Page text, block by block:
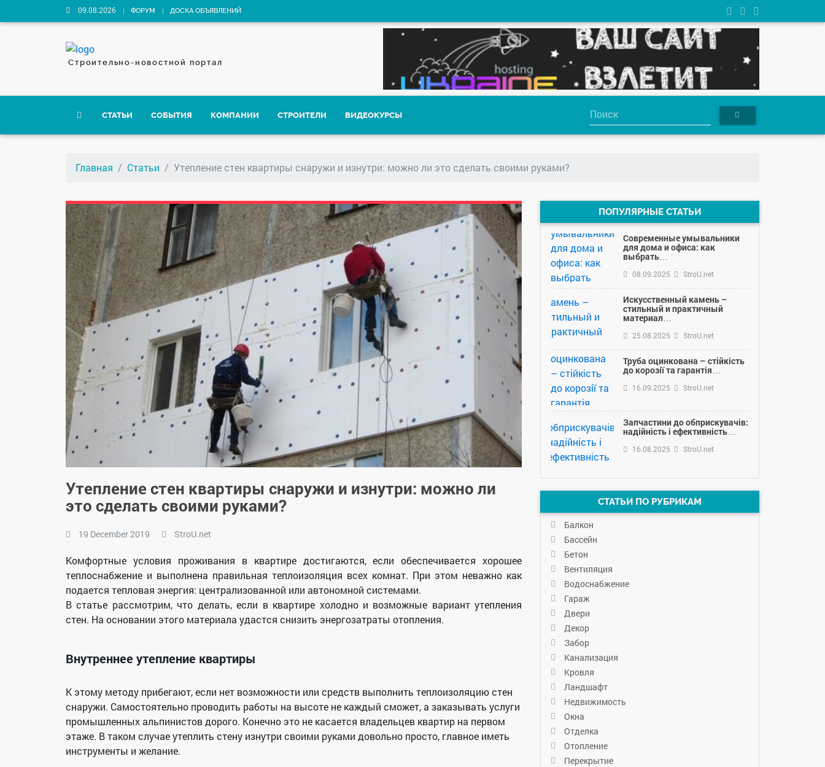
09.08.2026 ФОРУМ ДОСКА ОБЪЯВЛЕНИЙ
Строительно-новостной портал
СТАТЬИ СОБЫТИЯ КОМПАНИИ СТРОИТЕЛИ ВИДЕОКУРСЫ
Главная Статьи Утепление стен квартиры снаружи и изнутри: можно ли это сделать своими руками?
Утепление стен квартиры снаружи и изнутри: можно ли
это сделать своими руками?
19 December 2019 StroU.net
Комфортные условия проживания в квартире достигаются, если обеспечивается хорошее
теплоснабжение и выполнена правильная теплоизоляция всех комнат. При этом неважно как
подается тепловая энергия: централизованной или автономной системами.
В статье рассмотрим, что делать, если в квартире холодно и возможные вариант утепления
стен. На основании этого материала удастся снизить энергозатраты отопления.
Внутреннее утепление квартиры
К этому методу прибегают, если нет возможности или средств выполнить теплоизоляцию стен
снаружи. Самостоятельно проводить работы на высоте не каждый сможет, а заказывать услуги
промышленных альпинистов дорого. Конечно это не касается владельцев квартир на первом
этаже. В таком случае утеплить стену изнутри своими руками довольно просто, главное иметь
инструменты и желание.
ПОПУЛЯРНЫЕ СТАТЬИ
Современные умывальники
для дома и офиса: как
выбрать…
08.09.2025 StroU.net
Искусственный камень –
стильный и практичный
материал…
25.08.2025 StroU.net
Труба оцинкована – стійкість
до корозії та гарантія…
16.09.2025 StroU.net
Запчастини до обприскувачів:
надійність і ефективність…
16.08.2025 StroU.net
СТАТЬИ ПО РУБРИКАМ
Балкон
Бассейн
Бетон
Вентиляция
Водоснабжение
Гараж
Двери
Декор
Забор
Канализация
Кровля
Ландшафт
Недвижимость
Окна
Отделка
Отопление
Перекрытие